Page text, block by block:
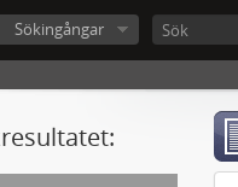
Sökingångar